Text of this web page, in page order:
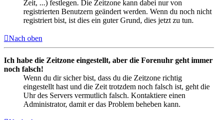
Zeit, ...) festlegen. Die Zeitzone kann dabei nur von
registrierten Benutzern geändert werden. Wenn du noch nicht
registriert bist, ist dies ein guter Grund, dies jetzt zu tun.
Nach oben
Ich habe die Zeitzone eingestellt, aber die Forenuhr geht immer
noch falsch!
Wenn du dir sicher bist, dass du die Zeitzone richtig
eingestellt hast und die Zeit trotzdem noch falsch ist, geht die
Uhr des Servers vermutlich falsch. Kontaktiere einen
Administrator, damit er das Problem beheben kann.